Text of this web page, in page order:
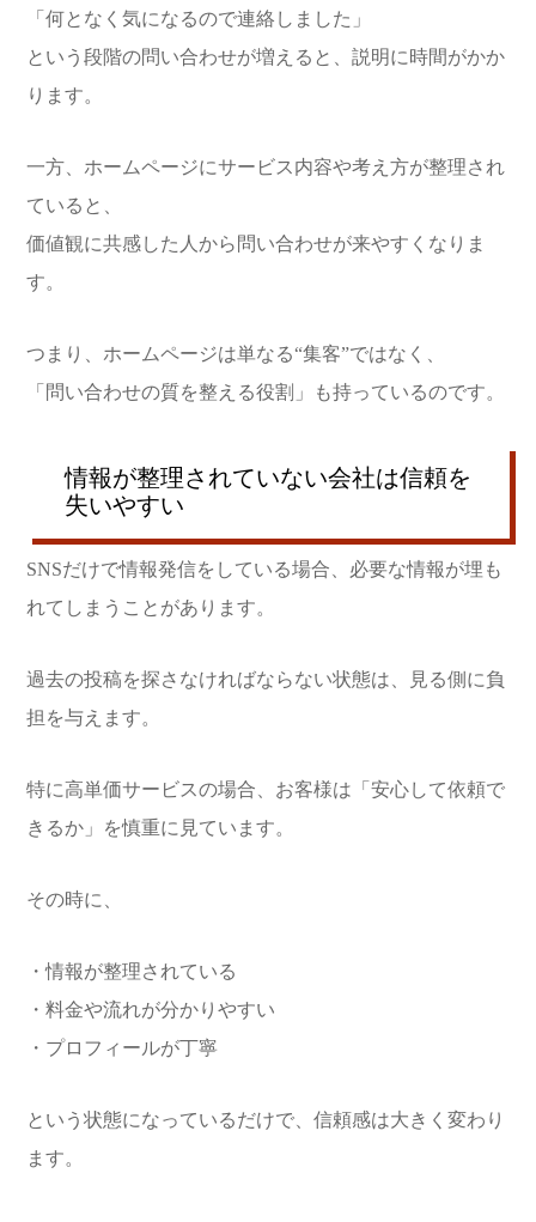
「何となく気になるので連絡しました」
という段階の問い合わせが増えると、説明に時間がかか
ります。
一方、ホームページにサービス内容や考え方が整理され
ていると、
価値観に共感した人から問い合わせが来やすくなりま
す。
つまり、ホームページは単なる“集客”ではなく、
「問い合わせの質を整える役割」も持っているのです。
情報が整理されていない会社は信頼を
失いやすい
SNSだけで情報発信をしている場合、必要な情報が埋も
れてしまうことがあります。
過去の投稿を探さなければならない状態は、見る側に負
担を与えます。
特に高単価サービスの場合、お客様は「安心して依頼で
きるか」を慎重に見ています。
その時に、
・情報が整理されている
・料金や流れが分かりやすい
・プロフィールが丁寧
という状態になっているだけで、信頼感は大きく変わり
ます。